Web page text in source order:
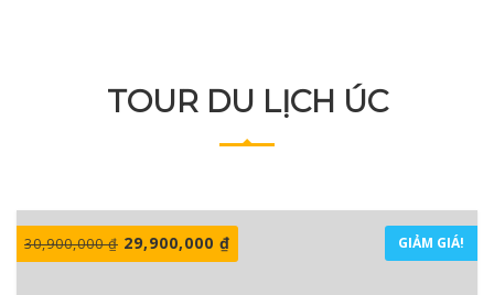
TOUR DU LỊCH ÚC
30,900,000₫ 29,900,000 ₫ GIẢM GIÁ!